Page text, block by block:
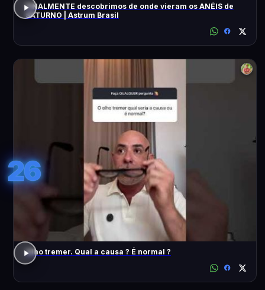
FINALMENTE descobrimos de onde vieram os ANÉIS de
SATURNO | Astrum Brasil
26
Olho tremer. Qual a causa ? É normal ?